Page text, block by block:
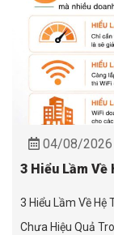
04/08/2026
3 Hiểu Lầm Về
3 Hiểu Lầm Về Hệ
Chưa Hiệu Quả